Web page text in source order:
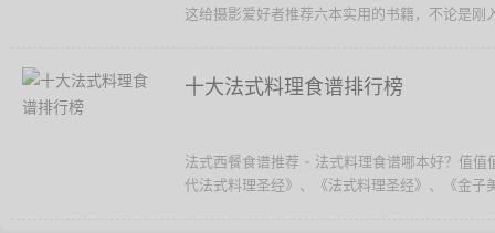
这给摄影爱好者推荐六本实用的书籍，不论是
十大法式料理食谱排行榜
法式西餐食谱推荐 - 法式料理食谱哪本好？值
代法式料理圣经》、《法式料理圣经》、《金子